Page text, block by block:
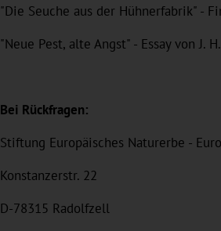
"Die Seuche aus der Hühnerfabrik" -
"Neue Pest, alte Angst" - Essay von J.
Bei Rückfragen:
Stiftung Europäisches Naturerbe -
Konstanzerstr. 22
D-78315 Radolfzell